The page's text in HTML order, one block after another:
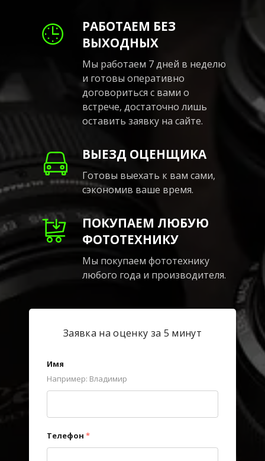
РАБОТАЕМ БЕЗ
ВЫХОДНЫХ
Мы работаем 7 дней в неделю
и готовы оперативно
договориться с вами о
встрече, достаточно лишь
оставить заявку на сайте.
ВЫЕЗД ОЦЕНЩИКА
Готовы выехать к вам сами,
сэкономив ваше время.
ПОКУПАЕМ ЛЮБУЮ
ФОТОТЕХНИКУ
Мы покупаем фототехнику
любого года и производителя.
Заявка на оценку за 5 минут
Имя
Например: Владимир
Телефон *